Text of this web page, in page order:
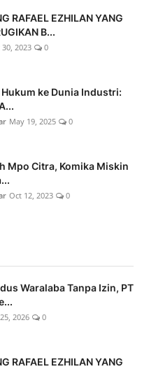
RAFAEL EZHILAN YANG
B...
30, 2023 0
ke Dunia Industri:
May 19, 2025 0
Mpo Citra, Komika Miskin
Oct 12, 2023 0
Waralaba Tanpa Izin, PT
2026 0
RAFAEL EZHILAN YANG